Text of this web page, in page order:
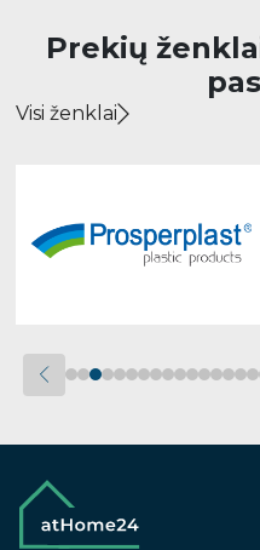
Prekių
Visi ženklai